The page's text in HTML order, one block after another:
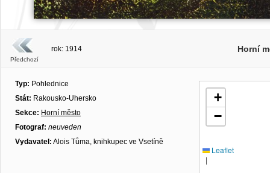
Předchozí
rok: 1914 Horní
Typ: Pohlednice
Stát: Rakousko-Uhersko
Sekce: Horní město
Fotograf: neuveden
Vydavatel: Alois Tůma, knihkupec ve Vsetíně
+
−
Leaflet
|